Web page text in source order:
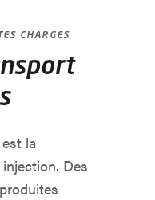
CHARGES
la
Des